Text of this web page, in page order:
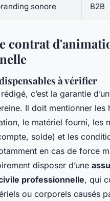
sonore
B2B
contrat
à vérifier
c’est la garantie
Il doit mentionner les
le matériel fourni, les
solde) et les
en cas de force
disposer d’une
professionnelle, qui
ou corporels causés